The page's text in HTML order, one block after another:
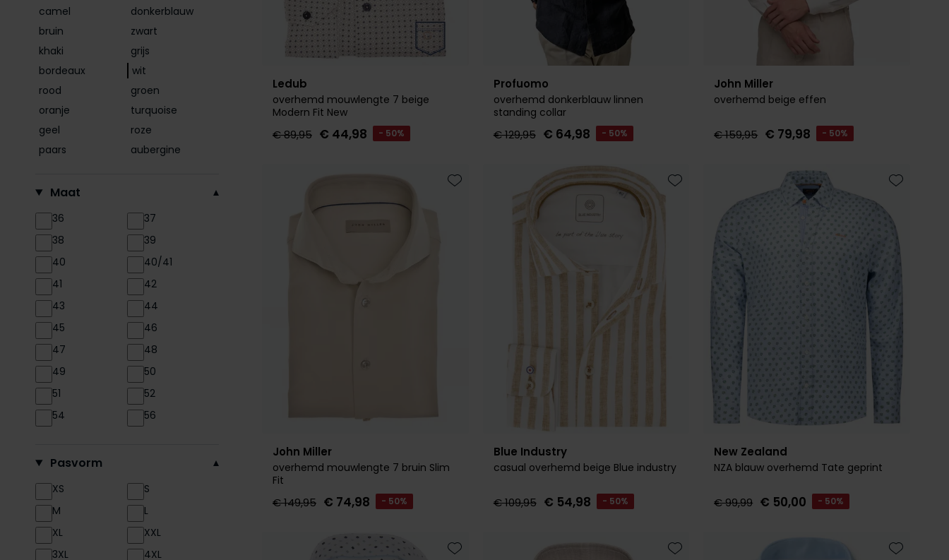
Hugo Boss
Jack & Jones
John Miller
Mos Mosh
New Zealand
PME Legend
Pierre Cardin
Polo Ralph Lauren
Portofino
Profuomo
R2
Seidensticker
State of Art
Superdry
Thomas Maine
Tommy Hilfiger
camel
donkerblauw
bruin
zwart
khaki
grijs
bordeaux
wit
rood
groen
oranje
turquoise
geel
roze
paars
aubergine
Maat
36
37
38
39
40
40/41
41
42
43
44
45
46
47
48
49
50
51
52
54
56
Pasvorm
XS
S
M
L
XL
XXL
3XL
4XL
Ledub
overhemd mouwlengte 7 beige
Modern Fit New
€ 89,95 € 44,98 - 50%
Profuomo
overhemd donkerblauw linnen
standing collar
€ 129,95 € 64,98 - 50%
John Miller
overhemd beige effen
€ 159,95 € 79,98 - 50%
John Miller
overhemd mouwlengte 7 bruin Slim
Fit
€ 149,95 € 74,98 - 50%
Toevoegen aan favorieten
Blue Industry
casual overhemd beige Blue industry
€ 109,95 € 54,98 - 50%
Toevoegen aan favorieten
New Zealand
NZA blauw overhemd Tate geprint
€ 99,99 € 50,00 - 50%